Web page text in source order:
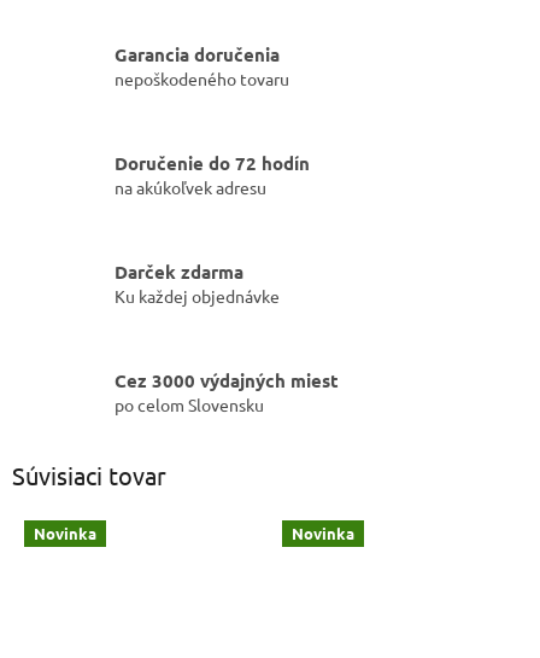
Garancia doručenia
nepoškodeného tovaru
Doručenie do 72 hodín
na akúkoľvek adresu
Darček zdarma
Ku každej objednávke
Cez 3000 výdajných miest
po celom Slovensku
Súvisiaci tovar
Novinka Novinka